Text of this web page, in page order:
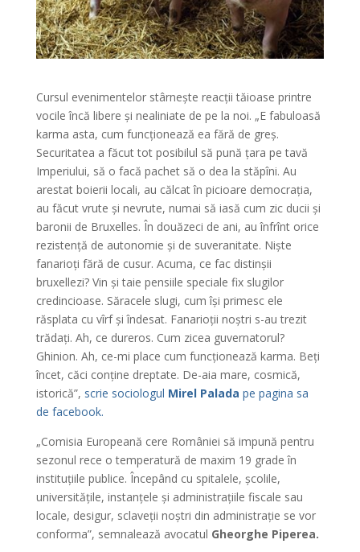
Cursul evenimentelor stârnește reacții tăioase printre
vocile încă libere și nealiniate de pe la noi. „E fabuloasă
karma asta, cum funcționează ea fără de greș.
Securitatea a făcut tot posibilul să pună țara pe tavă
Imperiului, să o facă pachet să o dea la stăpîni. Au
arestat boierii locali, au călcat în picioare democrația,
au făcut vrute și nevrute, numai să iasă cum zic ducii și
baronii de Bruxelles. În douăzeci de ani, au înfrînt orice
rezistență de autonomie și de suveranitate. Niște
fanarioți fără de cusur. Acuma, ce fac distinșii
bruxellezi? Vin și taie pensiile speciale fix slugilor
credincioase. Săracele slugi, cum își primesc ele
răsplata cu vîrf și îndesat. Fanarioții noștri s-au trezit
trădați. Ah, ce dureros. Cum zicea guvernatorul?
Ghinion. Ah, ce-mi place cum funcționează karma. Beți
încet, căci conține dreptate. De-aia mare, cosmică,
istorică”, scrie sociologul Mirel Palada pe pagina sa
de facebook.
„Comisia Europeană cere României să impună pentru
sezonul rece o temperatură de maxim 19 grade în
instituțiile publice. Începând cu spitalele, școlile,
universitățile, instanțele și administrațiile fiscale sau
locale, desigur, sclaveții noștri din administrație se vor
conforma”, semnalează avocatul Gheorghe Piperea.